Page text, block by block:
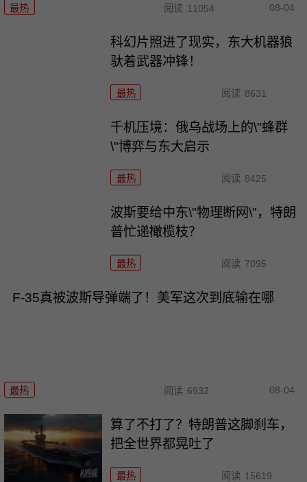
最热 阅读 11054 08-04
科幻片照进了现实，东大机器狼
驮着武器冲锋！
最热 阅读 8631
千机压境：俄乌战场上的\"蜂群
\"博弈与东大启示
最热 阅读 8425
波斯要给中东\"物理断网\"，特朗
普忙递橄榄枝？
最热 阅读 7095
F-35真被波斯导弹端了！美军这次到底输在哪
最热 阅读 6932 08-04
算了不打了？特朗普这脚刹车，
把全世界都晃吐了
最热 阅读 15619